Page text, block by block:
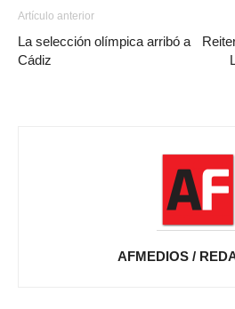
Artículo anterior
La selección olímpica arribó a
Cádiz
AFMEDIOS /